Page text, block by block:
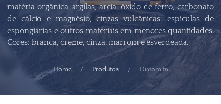
matéria orgânica, argilas, areia, óxido de ferro, carbonato
de cálcio e magnésio, cinzas vulcânicas, espículas de
espongiárias e outros materiais em menores quantidades.
Cores: branca, creme, cinza, marrom e esverdeada.
Home Produtos Diatomita